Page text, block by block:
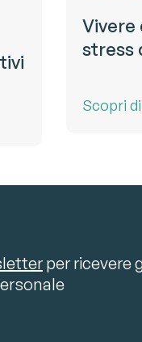
Vivere
stress
Scopri
per ricevere